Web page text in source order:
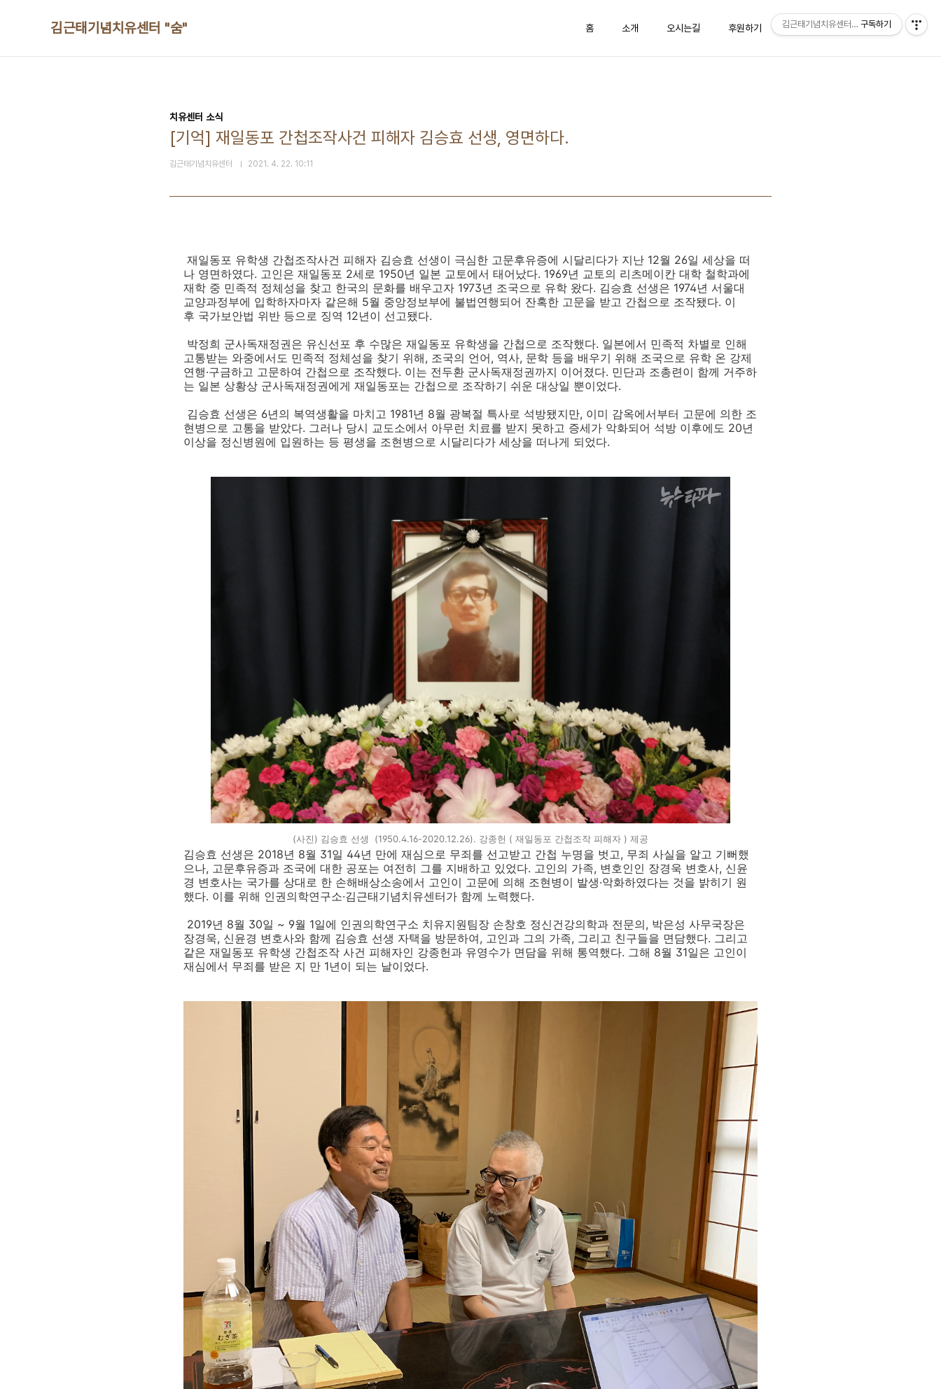
김근태기념치유센터 "숨" 홈 소개 오시는길 후원하기 상담신청 방명록
치유센터 소식
[기억] 재일동포 간첩조작사건 피해자 김승효 선생, 영면하다.
김근태기념치유센터 2021. 4. 22. 10:11
재일동포 유학생 간첩조작사건 피해자 김승효 선생이 극심한 고문후유증에 시달리다가 지난 12월 26일 세상을 떠
나 영면하였다. 고인은 재일동포 2세로 1950년 일본 교토에서 태어났다. 1969년 교토의 리츠메이칸 대학 철학과에
재학 중 민족적 정체성을 찾고 한국의 문화를 배우고자 1973년 조국으로 유학 왔다. 김승효 선생은 1974년 서울대
교양과정부에 입학하자마자 같은해 5월 중앙정보부에 불법연행되어 잔혹한 고문을 받고 간첩으로 조작됐다. 이
후 국가보안법 위반 등으로 징역 12년이 선고됐다.
박정희 군사독재정권은 유신선포 후 수많은 재일동포 유학생을 간첩으로 조작했다. 일본에서 민족적 차별로 인해
고통받는 와중에서도 민족적 정체성을 찾기 위해, 조국의 언어, 역사, 문학 등을 배우기 위해 조국으로 유학 온 강제
연행·구금하고 고문하여 간첩으로 조작했다. 이는 전두환 군사독재정권까지 이어졌다. 민단과 조총련이 함께 거주하
는 일본 상황상 군사독재정권에게 재일동포는 간첩으로 조작하기 쉬운 대상일 뿐이었다.
김승효 선생은 6년의 복역생활을 마치고 1981년 8월 광복절 특사로 석방됐지만, 이미 감옥에서부터 고문에 의한 조
현병으로 고통을 받았다. 그러나 당시 교도소에서 아무런 치료를 받지 못하고 증세가 악화되어 석방 이후에도 20년
이상을 정신병원에 입원하는 등 평생을 조현병으로 시달리다가 세상을 떠나게 되었다.
(사진) 김승효 선생 (1950.4.16-2020.12.26). 강종헌 ( 재일동포 간첩조작 피해자 ) 제공
김승효 선생은 2018년 8월 31일 44년 만에 재심으로 무죄를 선고받고 간첩 누명을 벗고, 무죄 사실을 알고 기뻐했
으나, 고문후유증과 조국에 대한 공포는 여전히 그를 지배하고 있었다. 고인의 가족, 변호인인 장경욱 변호사, 신윤
경 변호사는 국가를 상대로 한 손해배상소송에서 고인이 고문에 의해 조현병이 발생·악화하였다는 것을 밝히기 원
했다. 이를 위해 인권의학연구소·김근태기념치유센터가 함께 노력했다.
2019년 8월 30일 ~ 9월 1일에 인권의학연구소 치유지원팀장 손창호 정신건강의학과 전문의, 박은성 사무국장은
장경욱, 신윤경 변호사와 함께 김승효 선생 자택을 방문하여, 고인과 그의 가족, 그리고 친구들을 면담했다. 그리고
같은 재일동포 유학생 간첩조작 사건 피해자인 강종헌과 유영수가 면담을 위해 통역했다. 그해 8월 31일은 고인이
재심에서 무죄를 받은 지 만 1년이 되는 날이었다.
김근태기념치유센터 "숨"구독하기